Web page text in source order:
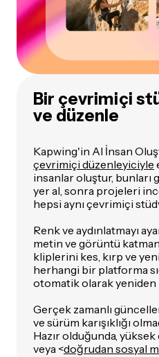
Bir çevrimiçi
ve düzenle
Kapwing'in AI İnsan
çevrimiçi düzenleyiciyle
insanlar oluştur, bunları
yer al, sonra projeleri
hepsi aynı çevrimiçi
Renk ve aydınlatmayı
metin ve görüntü
kliplerini kes, kırp ve
herhangi bir platforma
otomatik olarak yeniden
Gerçek zamanlı
ve sürüm karışıklığı
Hazır olduğunda,
veya <doğrudan sosyal